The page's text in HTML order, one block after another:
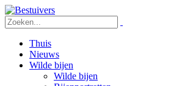
Thuis
Nieuws
Wilde bijen
Wilde bijen